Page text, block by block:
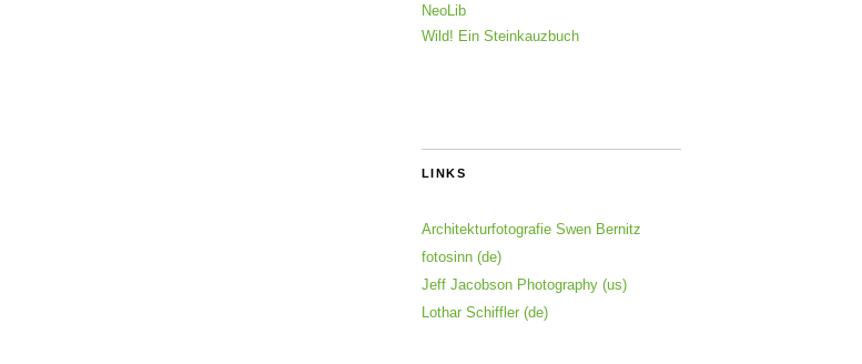
NeoLib
Wild! Ein Steinkauzbuch
LINKS
Architekturfotografie Swen Bernitz
fotosinn (de)
Jeff Jacobson Photography (us)
Lothar Schiffler (de)